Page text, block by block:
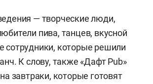
— творческие люди,
пива, танцев, вкусной
сотрудники, которые решили
К слову, также «Дафт Pub»
завтраки, которые готовят